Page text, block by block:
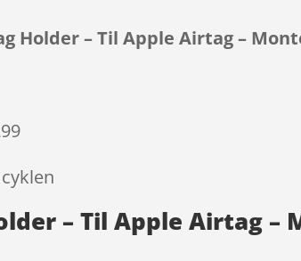
Holder – Til Apple Airtag –
– Til Apple Airtag